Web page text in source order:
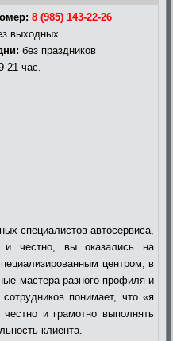
8 (985) 143-22-26
выходных
без праздников
21 час.
специалистов автосервиса,
и честно, вы оказались на
центром, в
мастера разного профиля и
понимает, что «я
и грамотно выполнять
клиента.